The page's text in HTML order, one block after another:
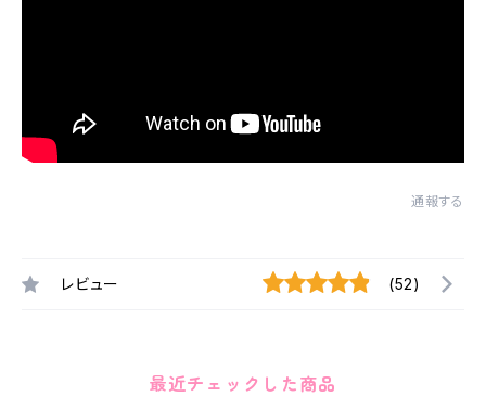
通報する
レビュー (52)
最近チェックした商品